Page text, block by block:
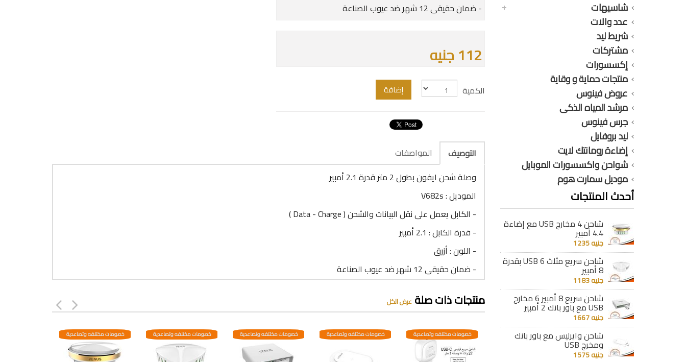
شاسيهات
عدد والات
شريط ليد
مشتركات
إكسسورات
منتجات حماية و وقاية
عروض فينوس
مرشد المياه الذكى
جرس فينوس
ليد بروفايل
إضاءة رومانتك لايت
شواحن واكسسورات الموبايل
موديل سمارت هوم
أحدث المنتجات
شاحن 4 مخارج USB مع إضاءة
4.4 أمبير
جنيه 1235
شاحن سريع مثلث 6 USB بقدرة
8 أمبير
جنيه 1183
شاحن سريع 8 أمبير 6 مخارج
USB مع باور بانك 2 أمبير
جنيه 1667
شاحن وايرليس مع باور بانك
ومخرج USB
جنيه 1575
- ضمان حقيقى 12 شهر ضد عيوب الصناعة
112 جنيه
الكمية إضافة
التوصيف
المواصفات
وصلة شحن ايفون بطول 2 متر قدرة 2.1 أمبير
الموديل : V682s
- الكابل يعمل على نقل البيانات والشحن ( Data - Charge )
- قدرة الكابل : 2.1 أمبير
- اللون : أزرق
- ضمان حقيقى 12 شهر ضد عيوب الصناعة
منتجات ذات صلةعرض الكل
خصومات مختلفه وتصاعدية خصومات مختلفه وتصاعدية خصومات مختلفه وتصاعدية خصومات مختلفه وتصاعدية خصومات مختلفه وتصاعدية خصومات مختلفه وتصاعدية خصومات مختلفه وتصاعدية